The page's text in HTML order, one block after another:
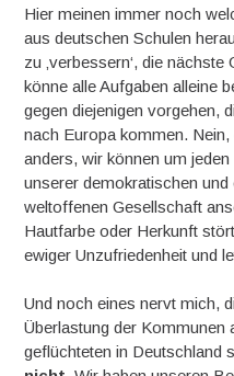
Hier meinen immer noch
aus deutschen Schulen
zu ‚verbessern‘, die
könne alle Aufgaben alleine
gegen diejenigen vorgehen,
nach Europa kommen.
anders, wir können um
unserer demokratischen und
weltoffenen Gesellschaft
Hautfarbe oder Herkunft
ewiger Unzufriedenheit und
Und noch eines nervt mich,
Überlastung der Kommunen
geflüchteten in Deutschland